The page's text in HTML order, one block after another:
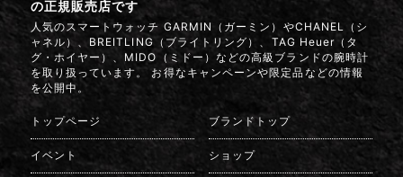
の正規販売店です
人気のスマートウォッチ GARMIN（ガーミン）やCHANEL（シ
ャネル）、BREITLING（ブライトリング）、TAG Heuer（タ
グ・ホイヤー）、MIDO（ミドー）などの高級ブランドの腕時計
を取り扱っています。 お得なキャンペーンや限定品などの情報
を公開中。
トップページ ブランドトップ
イベント ショップ